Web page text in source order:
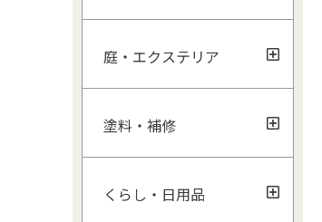
庭・エクステリア
塗料・補修
くらし・日用品